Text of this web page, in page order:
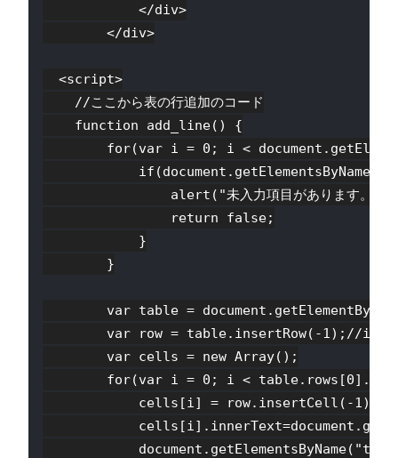
            </div>
        </div>
  <script>
    //ここから表の行追加のコード
    function add_line() {
for(var i = 0; i <
                alert("未入力項目があります。");
                return false;
            }
        }
var table =
var row = table.insertRow(-1);//
        var cells = new Array();
for(var i = 0; i <
cells[i] = row.insertCell(-1);//新